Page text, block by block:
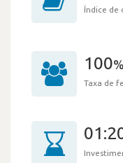
Índice de
100%
Taxa de